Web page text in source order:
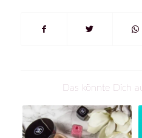
Das könnte Dich